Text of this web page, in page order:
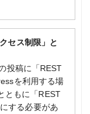
セス制限」と
投稿に「REST
を利用する場
ともに「REST
する必要があ